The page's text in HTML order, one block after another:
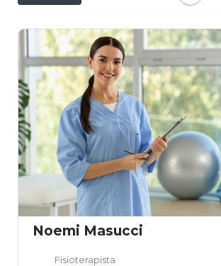
Noemi Masucci
Fisioterapista